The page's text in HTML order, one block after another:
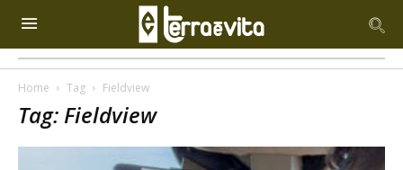
Home Tag Fieldview
Tag: Fieldview